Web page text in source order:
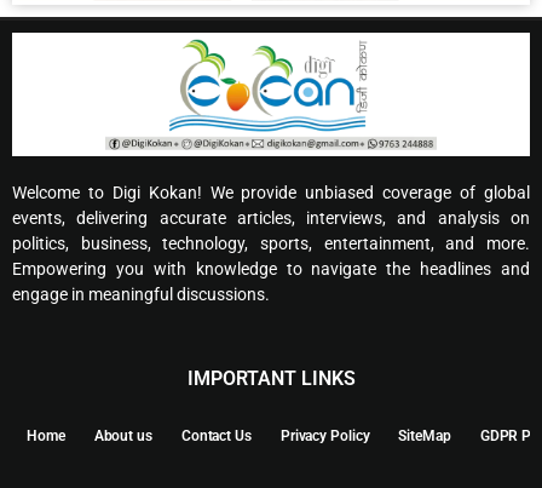
Welcome to Digi Kokan! We provide unbiased coverage of global
events, delivering accurate articles, interviews, and analysis on
politics, business, technology, sports, entertainment, and more.
Empowering you with knowledge to navigate the headlines and
engage in meaningful discussions.
IMPORTANT LINKS
Home About us Contact Us Privacy Policy SiteMap GDPR